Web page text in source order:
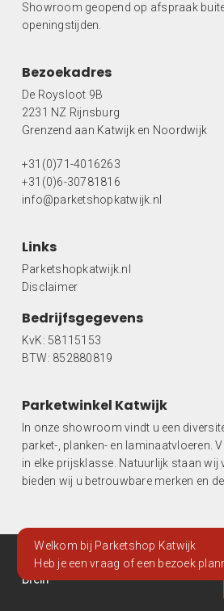
Showroom geopend op afspraak
openingstijden.
Bezoekadres
De Roysloot 9B
2231 NZ Rijnsburg
Grenzend aan Katwijk en Noordwijk
+31(0)71-4016263
+31(0)6-30781816
info@parketshopkatwijk.nl
Links
Parketshopkatwijk.nl
Disclaimer
Bedrijfsgegevens
KvK: 58115153
BTW: 852880819
Parketwinkel Katwijk
In onze showroom vindt u een
parket-, planken- en laminaatvloeren.
in elke prijsklasse. Natuurlijk staan wij
bieden wij u betrouwbare merken en
© 2026 Parketshop Katwijk. |
Brein
Stuur een email
Whatsappen
Welkom bij Parketshop Katwijk
Heb je een vraag of een bezoek